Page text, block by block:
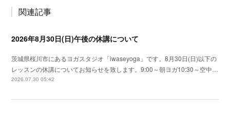
関連記事
2026年8月30日(日)午後の休講について
茨城県桜川市にあるヨガスタジオ「iwaseyoga」です。8月30日(日)以下の
レッスンの休講についてお知らせを致します。9:00～朝ヨガ10:30～空中…
2026.07.30 05:42